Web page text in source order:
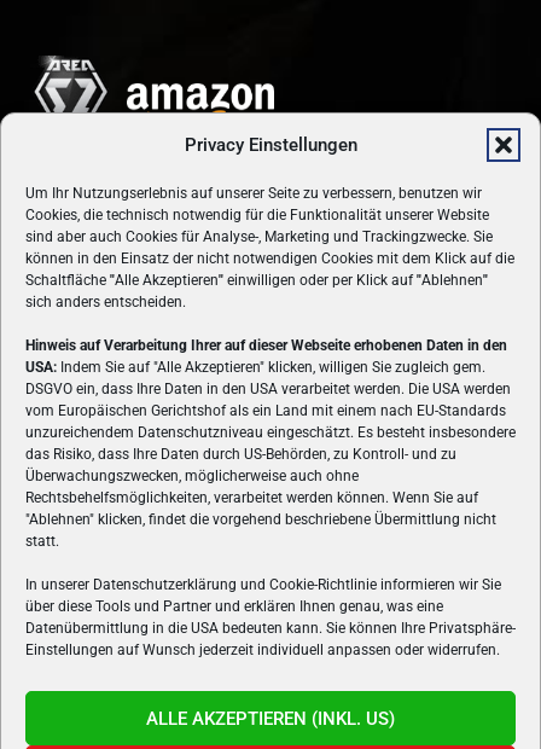
Privacy Einstellungen
Um Ihr Nutzungserlebnis auf unserer Seite zu verbessern, benutzen wir
Cookies, die technisch notwendig für die Funktionalität unserer Website
sind aber auch Cookies für Analyse-, Marketing und Trackingzwecke. Sie
können in den Einsatz der nicht notwendigen Cookies mit dem Klick auf die
Schaltfläche "Alle Akzeptieren" einwilligen oder per Klick auf"Ablehnen"
sich anders entscheiden.
Hinweis auf Verarbeitung Ihrer auf dieser Webseite erhobenen Daten in den
USA: Indem Sie auf "Alle Akzeptieren" klicken, willigen Sie zugleich gem.
DSGVO ein, dass Ihre Daten in den USA verarbeitet werden. Die USA werden
vom Europäischen Gerichtshof als ein Land mit einem nach EU-Standards
unzureichendem Datenschutzniveau eingeschätzt. Es besteht insbesondere
das Risiko, dass Ihre Daten durch US-Behörden, zu Kontroll- und zu
Überwachungszwecken, möglicherweise auch ohne
Rechtsbehelfsmöglichkeiten, verarbeitet werden können. Wenn Sie auf
"Ablehnen" klicken, findet die vorgehend beschriebene Übermittlung nicht
statt.
In unserer Datenschutzerklärung und Cookie-Richtlinie informieren wir Sie
über diese Tools und Partner und erklären Ihnen genau, was eine
Datenübermittlung in die USA bedeuten kann. Sie können Ihre Privatsphäre-
Einstellungen auf Wunsch jederzeit individuell anpassen oder widerrufen.
ALLE AKZEPTIEREN (INKL. US)
ÜBER UNS
VON GAMERN, FÜR GAMER! Gamers.at ist das älteste Online-
Spielemagazin Österreichs und bringt täglich aktuelle News,
Reviews und Videos zu PC- und Konsolenspielen, Gaming-
Hardware und aus der Welt des e-Sport's.
FOLGE UNS